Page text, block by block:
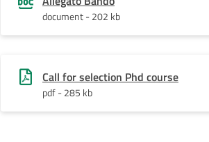
document - 202 kb
Call for selection Phd course
pdf - 285 kb